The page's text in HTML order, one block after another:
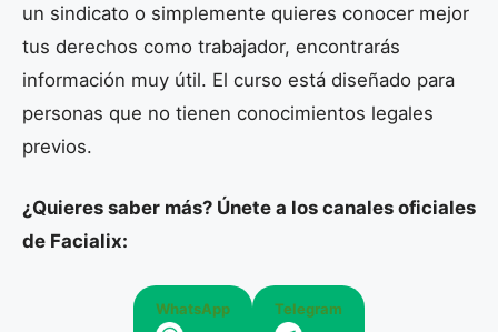
un sindicato o simplemente quieres conocer mejor
tus derechos como trabajador, encontrarás
información muy útil. El curso está diseñado para
personas que no tienen conocimientos legales
previos.
¿Quieres saber más? Únete a los canales oficiales
de Facialix:
WhatsApp Telegram